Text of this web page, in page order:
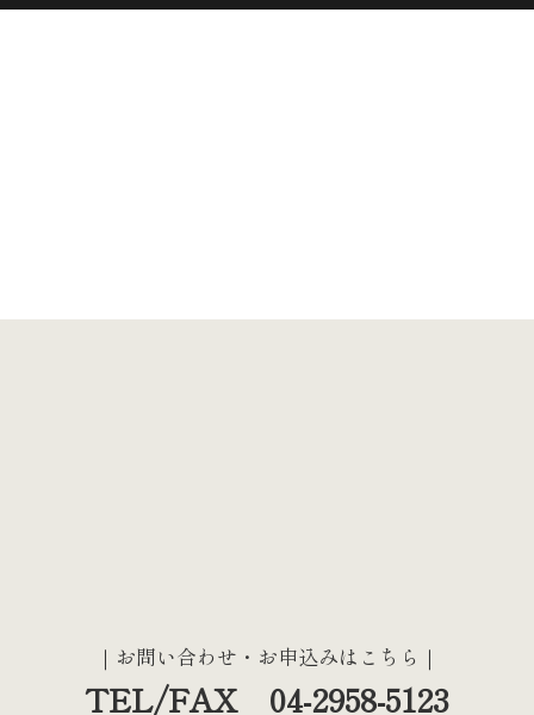
｜お問い合わせ・お申込みはこちら｜
TEL/FAX 04-2958-5123